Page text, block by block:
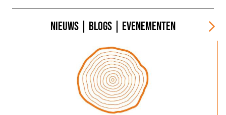
NIEUWS BLOGS EVENEMENTEN